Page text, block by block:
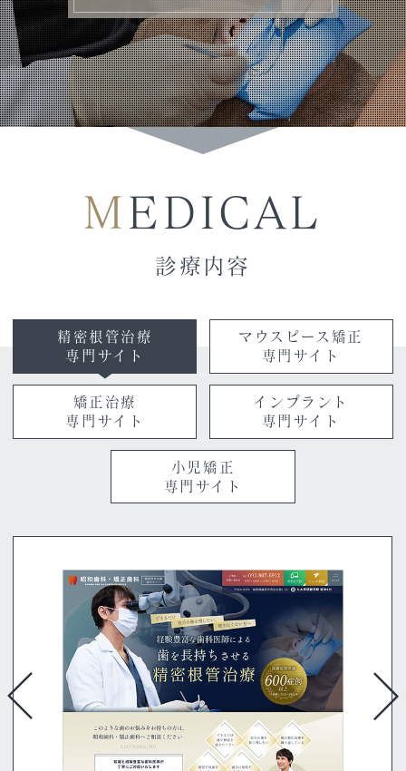
MEDICAL
診療内容
精密根管治療
専門サイト
マウスピース矯正
専門サイト
矯正治療
専門サイト
インプラント
専門サイト
小児矯正
専門サイト